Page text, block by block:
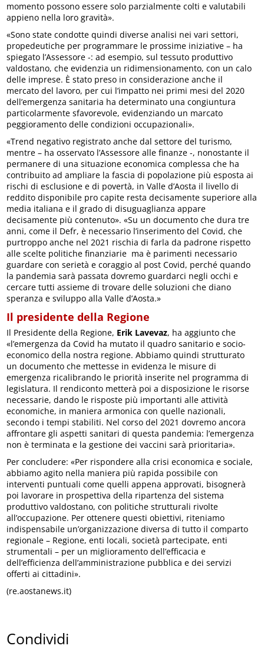
momento possono essere solo parzialmente colti e valutabili
appieno nella loro gravità».
«Sono state condotte quindi diverse analisi nei vari settori,
propedeutiche per programmare le prossime iniziative – ha
spiegato l’Assessore -: ad esempio, sul tessuto produttivo
valdostano, che evidenzia un ridimensionamento, con un calo
delle imprese. È stato preso in considerazione anche il
mercato del lavoro, per cui l’impatto nei primi mesi del 2020
dell’emergenza sanitaria ha determinato una congiuntura
particolarmente sfavorevole, evidenziando un marcato
peggioramento delle condizioni occupazionali».
«Trend negativo registrato anche dal settore del turismo,
mentre – ha osservato l’Assessore alle finanze -, nonostante il
permanere di una situazione economica complessa che ha
contribuito ad ampliare la fascia di popolazione più esposta ai
rischi di esclusione e di povertà, in Valle d’Aosta il livello di
reddito disponibile pro capite resta decisamente superiore alla
media italiana e il grado di disuguaglianza appare
decisamente più contenuto». «Su un documento che dura tre
anni, come il Defr, è necessario l’inserimento del Covid, che
purtroppo anche nel 2021 rischia di farla da padrone rispetto
alle scelte politiche finanziarie ma è parimenti necessario
guardare con serietà e coraggio al post Covid, perché quando
la pandemia sarà passata dovremo guardarci negli occhi e
cercare tutti assieme di trovare delle soluzioni che diano
speranza e sviluppo alla Valle d’Aosta.»
Il presidente della Regione
Il Presidente della Regione, Erik Lavevaz, ha aggiunto che
«l’emergenza da Covid ha mutato il quadro sanitario e socio-
economico della nostra regione. Abbiamo quindi strutturato
un documento che mettesse in evidenza le misure di
emergenza ricalibrando le priorità inserite nel programma di
legislatura. Il rendiconto metterà poi a disposizione le risorse
necessarie, dando le risposte più importanti alle attività
economiche, in maniera armonica con quelle nazionali,
secondo i tempi stabiliti. Nel corso del 2021 dovremo ancora
affrontare gli aspetti sanitari di questa pandemia: l’emergenza
non è terminata e la gestione dei vaccini sarà prioritaria».
Per concludere: «Per rispondere alla crisi economica e sociale,
abbiamo agito nella maniera più rapida possibile con
interventi puntuali come quelli appena approvati, bisognerà
poi lavorare in prospettiva della ripartenza del sistema
produttivo valdostano, con politiche strutturali rivolte
all’occupazione. Per ottenere questi obiettivi, riteniamo
indispensabile un’organizzazione diversa di tutto il comparto
regionale – Regione, enti locali, società partecipate, enti
strumentali – per un miglioramento dell’efficacia e
dell’efficienza dell’amministrazione pubblica e dei servizi
offerti ai cittadini».
(re.aostanews.it)
Condividi